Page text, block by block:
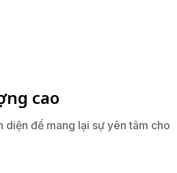
cao
diện để mang lại sự yên tâm cho